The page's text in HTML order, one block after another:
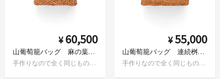
¥ 60,500
山葡萄籠バッグ 麻の葉編み
手作りなので全く同じものはありません
¥55,000
山葡萄籠バッグ 連続桝網代
手作りなので全く同じものはありません